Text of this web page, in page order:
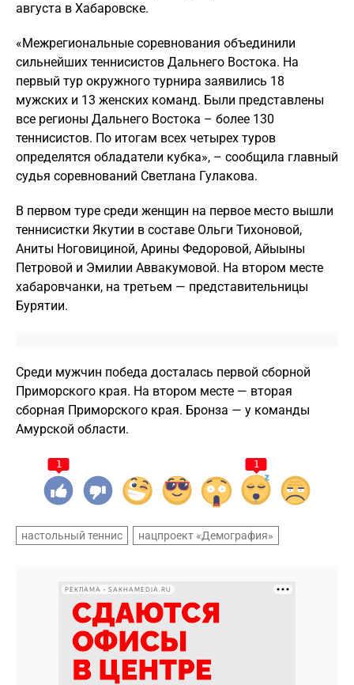
августа в Хабаровске.
«Межрегиональные соревнования объединили
сильнейших теннисистов Дальнего Востока. На
первый тур окружного турнира заявились 18
мужских и 13 женских команд. Были представлены
все регионы Дальнего Востока – более 130
теннисистов. По итогам всех четырех туров
определятся обладатели кубка», – сообщила главный
судья соревнований Светлана Гулакова.
В первом туре среди женщин на первое место вышли
теннисистки Якутии в составе Ольги Тихоновой,
Аниты Ноговициной, Арины Федоровой, Айыыны
Петровой и Эмилии Аввакумовой. На втором месте
хабаровчанки, на третьем — представительницы
Бурятии.
Среди мужчин победа досталась первой сборной
Приморского края. На втором месте — вторая
сборная Приморского края. Бронза — у команды
Амурской области.
1 1
настольный теннис нацпроект «Демография»
РЕКЛАМА • SAKHAMEDIA.RU